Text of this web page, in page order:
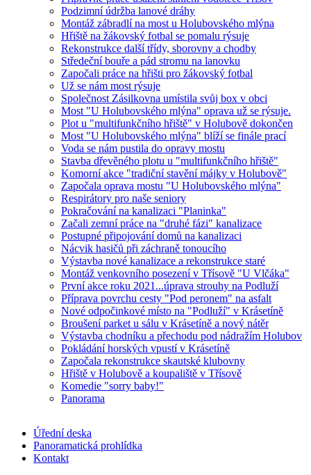
Podzimní údržba lanové dráhy
Montáž zábradlí na most u Holubovského mlýna
Hřiště na žákovský fotbal se pomalu rýsuje
Rekonstrukce další třídy, sborovny a chodby
Středeční bouře a pád stromu na lanovku
Započali práce na hřišti pro žákovský fotbal
Už se nám most rýsuje
Společnost Zásilkovna umístila svůj box v obci
Most "U Holubovského mlýna" oprava už se rýsuje.
Plot u "multifunkčního hřiště" v Holubově dokončen
Most "U Holubovského mlýna" blíží se finále prací
Voda se nám pustila do opravy mostu
Stavba dřevěného plotu u "multifunkčního hřiště"
Komorní akce "tradiční stavění májky v Holubově"
Započala oprava mostu "U Holubovského mlýna"
Respirátory pro naše seniory
Pokračování na kanalizaci "Planinka"
Začali zemní práce na "druhé fázi" kanalizace
Postupné připojování domů na kanalizaci
Nácvik hasičů při záchraně tonoucího
Výstavba nové kanalizace a rekonstrukce staré
Montáž venkovního posezení v Třísově "U Vlčáka"
První akce roku 2021...úprava strouhy na Podluží
Příprava povrchu cesty "Pod peronem" na asfalt
Nové odpočinkové místo na "Podluží" v Krásetíně
Broušení parket u sálu v Krásetíně a nový nátěr
Výstavba chodníku a přechodu pod nádražím Holubov
Pokládání horských vpustí v Krásetíně
Započala rekonstrukce skautské klubovny
Hřiště v Holubově a koupaliště v Třísově
Komedie "sorry baby!"
Panorama
Úřední deska
Panoramatická prohlídka
Kontakt